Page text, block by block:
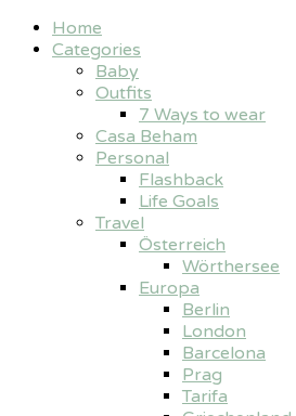
Home
Categories
Baby
Outfits
7 Ways to wear
Casa Beham
Personal
Flashback
Life Goals
Travel
Österreich
Wörthersee
Europa
Berlin
London
Barcelona
Prag
Tarifa